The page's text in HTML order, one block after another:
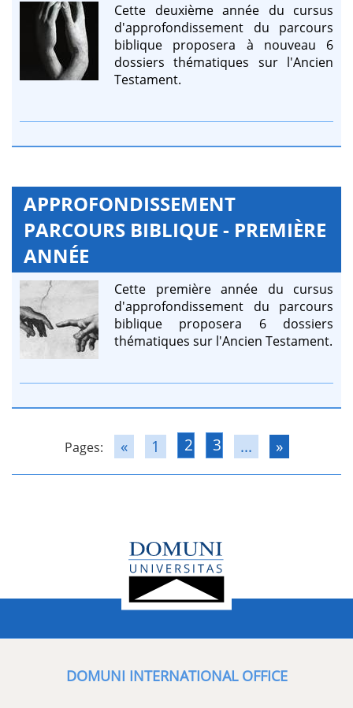
Cette deuxième année du cursus
d'approfondissement du parcours
biblique proposera à nouveau 6
dossiers thématiques sur l'Ancien
Testament.
APPROFONDISSEMENT
PARCOURS BIBLIQUE - PREMIÈRE
ANNÉE
Cette première année du cursus
d'approfondissement du parcours
biblique proposera 6 dossiers
thématiques sur l'Ancien Testament.
Pages: « 1 2 3 ... »
DOMUNI INTERNATIONAL OFFICE